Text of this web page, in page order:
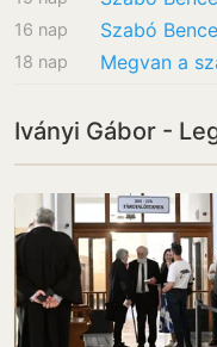
16 nap
18 nap
Iványi Gábor -